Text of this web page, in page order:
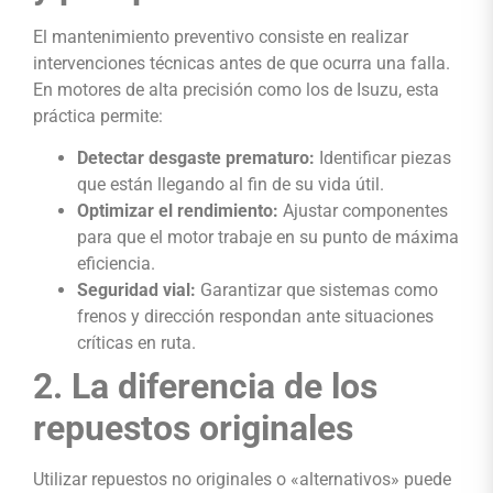
El mantenimiento preventivo consiste en realizar
intervenciones técnicas antes de que ocurra una falla.
En motores de alta precisión como los de Isuzu, esta
práctica permite:
Detectar desgaste prematuro: Identificar piezas
que están llegando al fin de su vida útil.
Optimizar el rendimiento: Ajustar componentes
para que el motor trabaje en su punto de máxima
eficiencia.
Seguridad vial: Garantizar que sistemas como
frenos y dirección respondan ante situaciones
críticas en ruta.
2. La diferencia de los
repuestos originales
Utilizar repuestos no originales o «alternativos» puede